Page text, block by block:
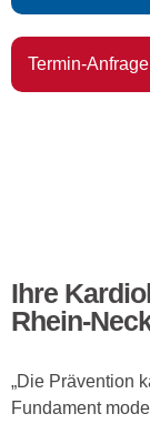
Termin-
Ihre
Rhein-
„Die Prävention
Fundament